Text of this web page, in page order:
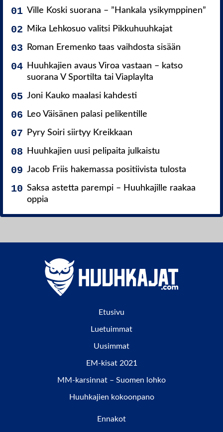
Ville Koski suorana – ”Hankala ysikymppinen”
Mika Lehkosuo valitsi Pikkuhuuhkajat
Roman Eremenko taas vaihdosta sisään
Huuhkajien avaus Viroa vastaan – katso
suorana V Sportilta tai Viaplaylta
Joni Kauko maalasi kahdesti
Leo Väisänen palasi pelikentille
Pyry Soiri siirtyy Kreikkaan
Huuhkajien uusi pelipaita julkaistu
Jacob Friis hakemassa positiivista tulosta
Saksa astetta parempi – Huuhkajille raakaa
oppia
Etusivu
Luetuimmat
Uusimmat
EM-kisat 2021
MM-karsinnat – Suomen lohko
Huuhkajien kokoonpano
Ennakot